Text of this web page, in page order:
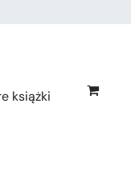
książki